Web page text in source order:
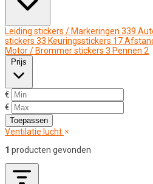
Leiding stickers / Markeringen 339
stickers 33 Keuringsstickers 17
Motor / Brommer stickers 3 Pennen 2
Prijs
€
€
Toepassen
Ventilatie lucht
1 producten gevonden